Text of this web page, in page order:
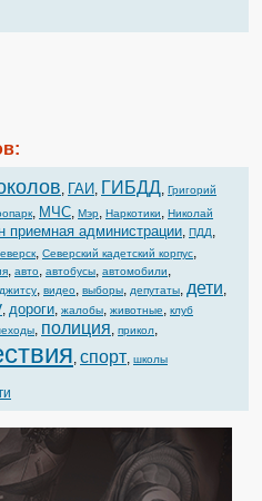
, ГАИ, ГИБДД, Григорий
, МЧС, Мэр, Наркотики, Николай
приемная администрации, ПДД,
, Северский кадетский корпус,
, авто, автобусы, автомобили,
, видео, выборы, депутаты, дети,
, дороги, жалобы, животные, клуб
, полиция, прикол,
, спорт, школы